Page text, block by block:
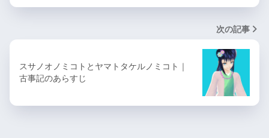
次の記事
スサノオノミコトとヤマトタケルノミコト｜
古事記のあらすじ